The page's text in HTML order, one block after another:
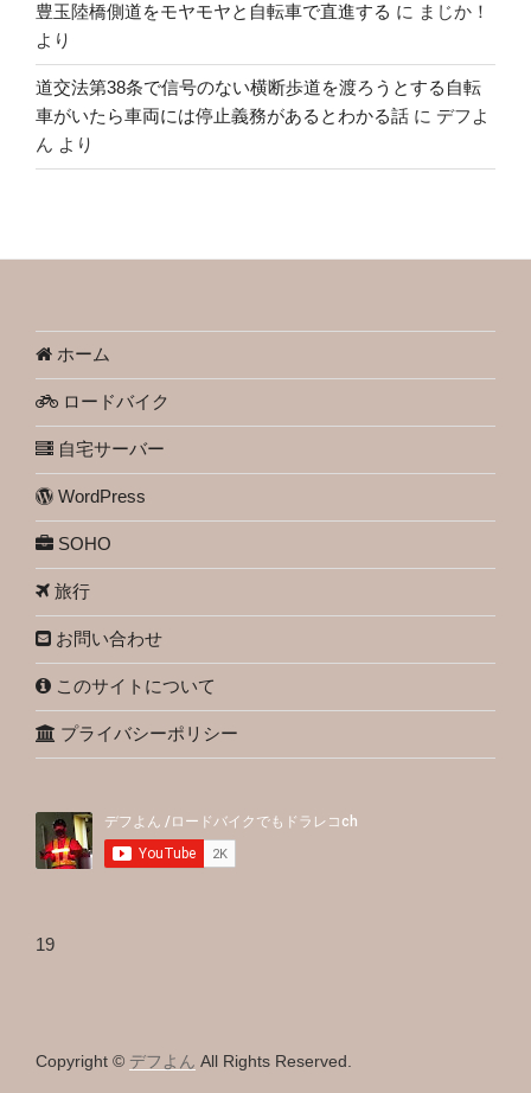
豊玉陸橋側道をモヤモヤと自転車で直進する に まじか！
より
道交法第38条で信号のない横断歩道を渡ろうとする自転
車がいたら車両には停止義務があるとわかる話 に デフよ
ん より
ホーム
ロードバイク
自宅サーバー
WordPress
SOHO
旅行
お問い合わせ
このサイトについて
プライバシーポリシー
19
Copyright © デフよん All Rights Reserved.